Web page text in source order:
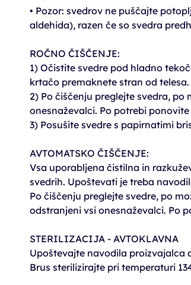
• Pozor: svedrov ne puščajte
aldehida), razen če so svedra
ROČNO ČIŠČENJE:
1) Očistite svedre pod hladno
krtačo premaknete stran od telesa.
2) Po čiščenju preglejte svedra,
onesnaževalci. Po potrebi
3) Posušite svedre s papirnatimi
AVTOMATSKO ČIŠČENJE:
Vsa uporabljena čistilna in
svedrih. Upoštevati je treba
Po čiščenju preglejte svedre, po
odstranjeni vsi onesnaževalci. Po
STERILIZACIJA - AVTOKLAVNA
Upoštevajte navodila proizvajalca
Brus sterilizirajte pri temperaturi